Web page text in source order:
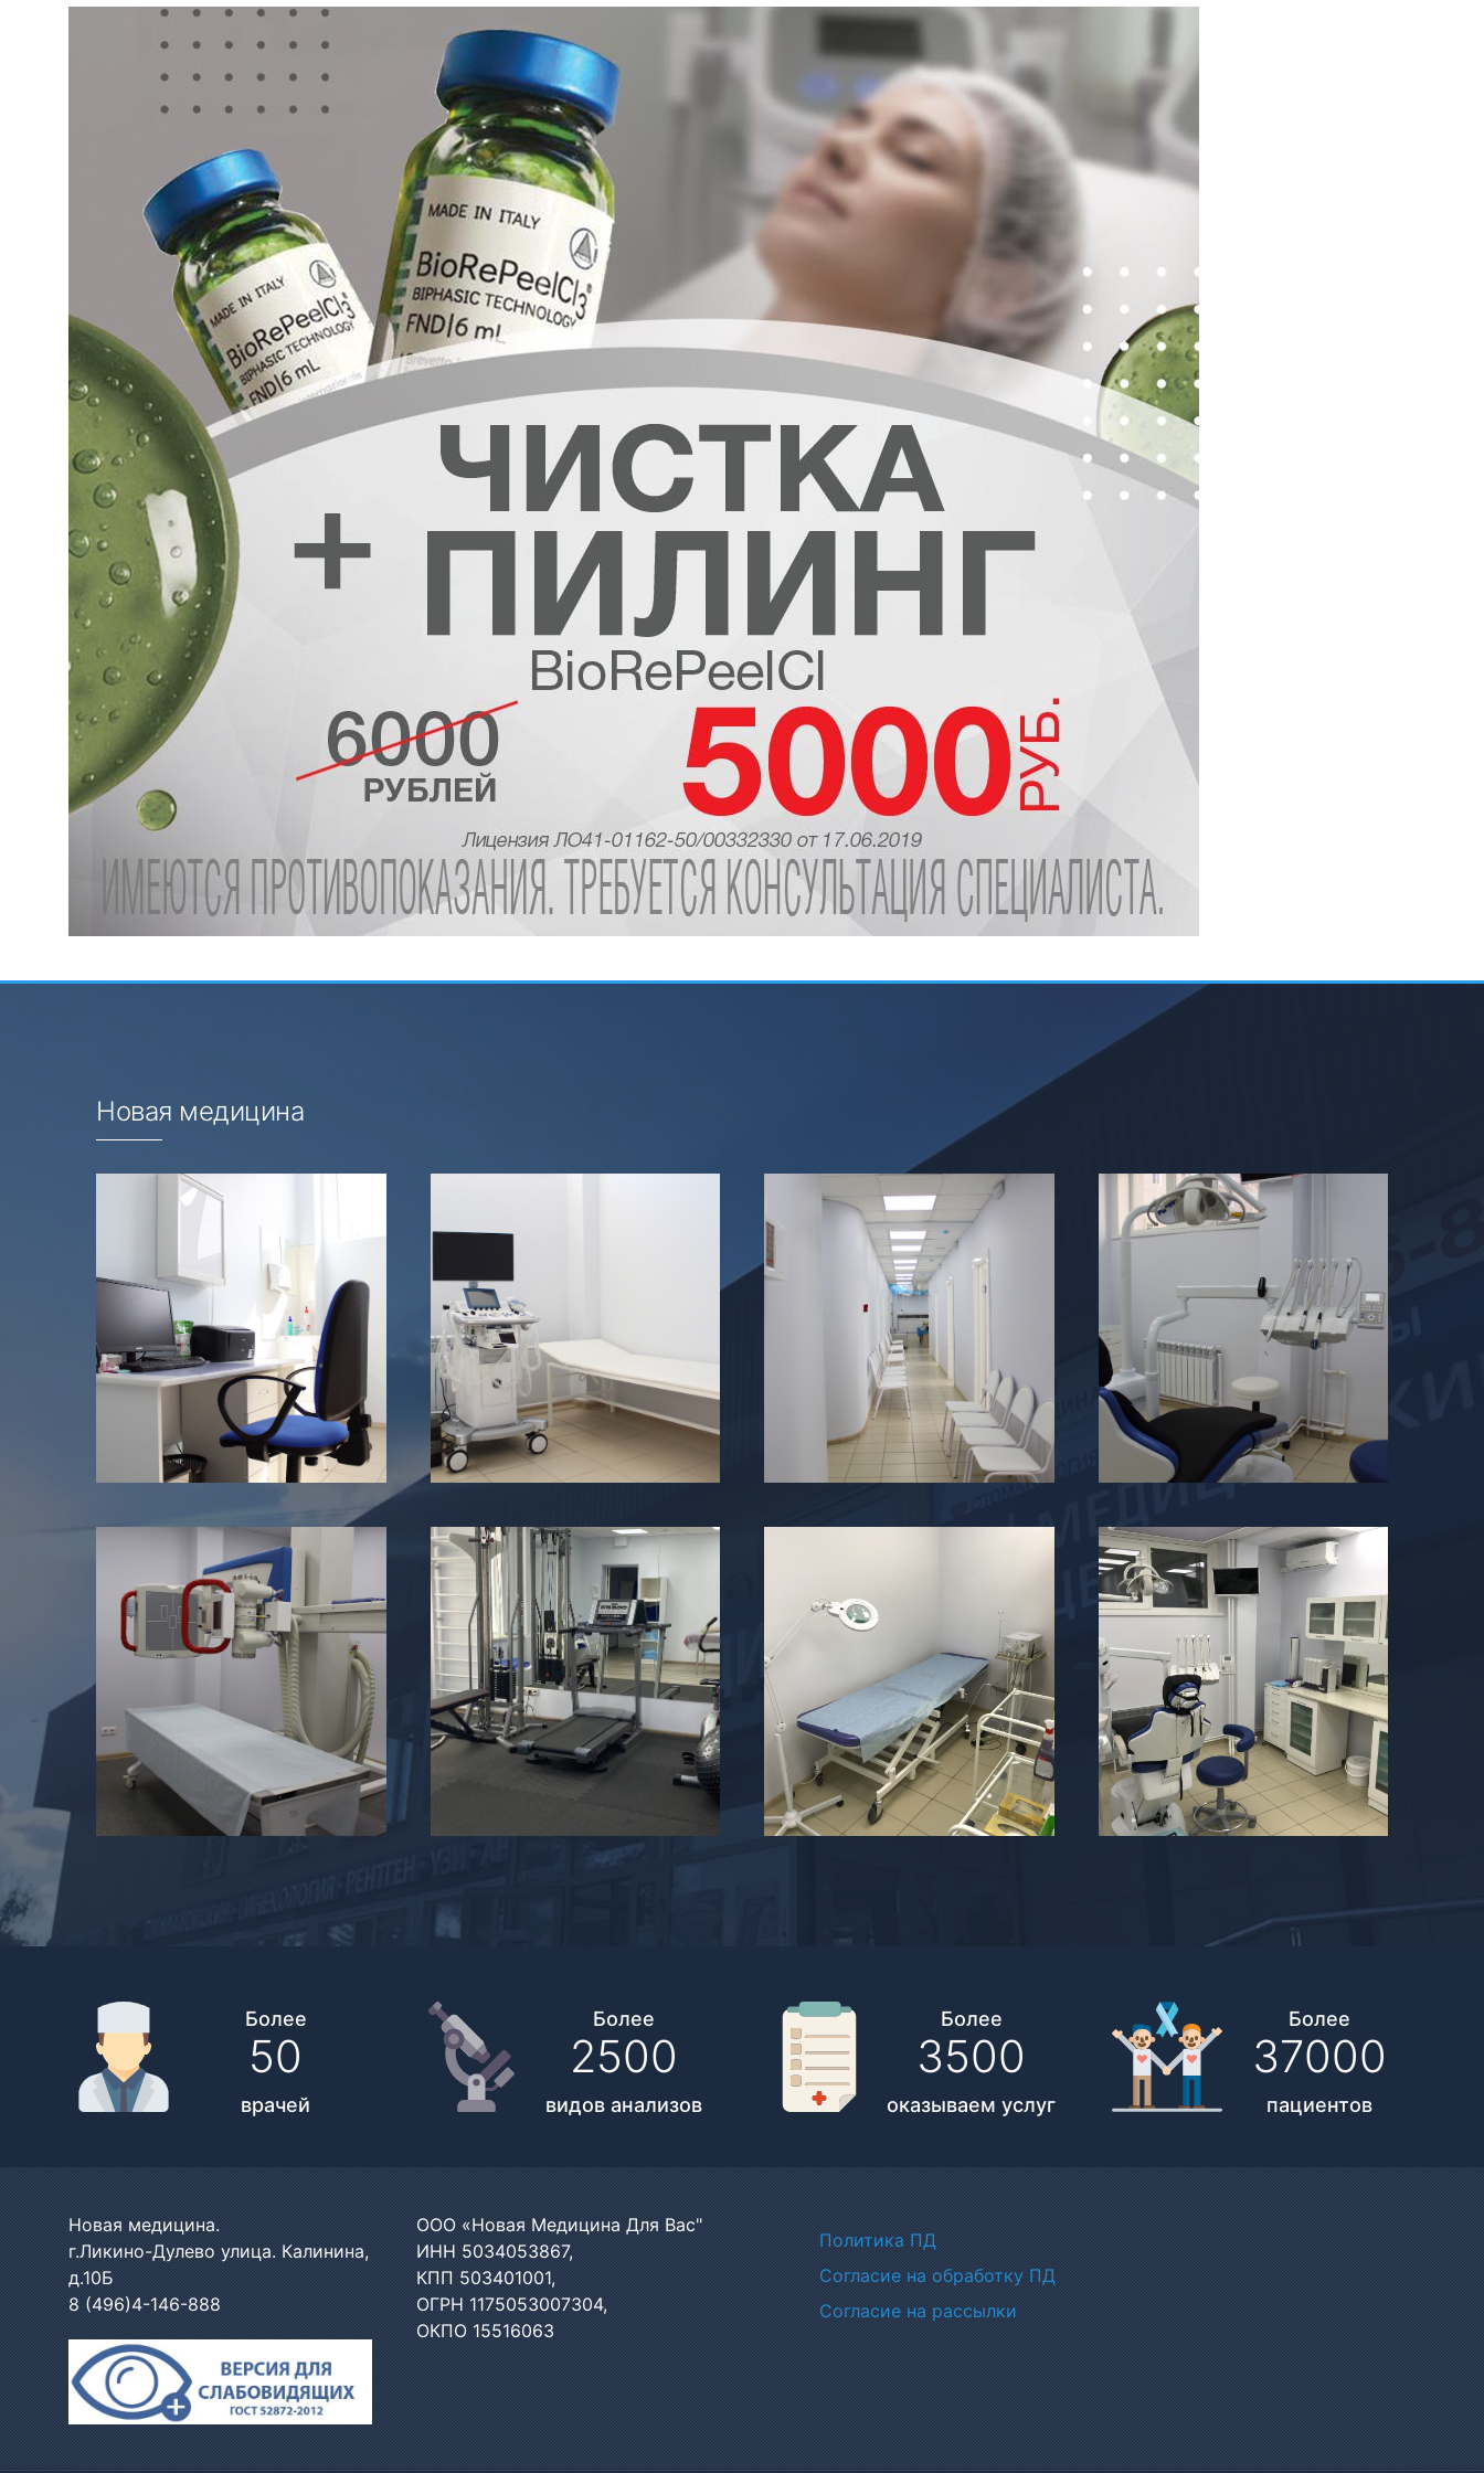
Новая медицина
Более
50
врачей
Более
2500
видов анализов
Более
3500
оказываем услуг
Более
37000
пациентов
Новая медицина.
г.Ликино-Дулево улица. Калинина,
д.10Б
8 (496)4-146-888
ООО «Новая Медицина Для Вас"
ИНН 5034053867,
КПП 503401001,
ОГРН 1175053007304,
ОКПО 15516063
Политики
Политика ПД
Согласие на обработку ПД
Согласие на рассылки